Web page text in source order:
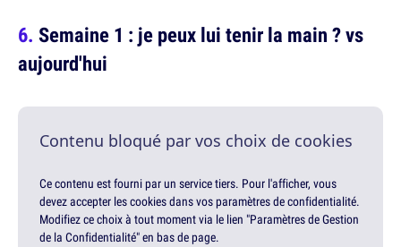
Semaine 1 : je peux lui tenir la main ? vs
aujourd'hui
Contenu bloqué par vos choix de cookies
Ce contenu est fourni par un service tiers. Pour l'afficher, vous
devez accepter les cookies dans vos paramètres de confidentialité.
Modifiez ce choix à tout moment via le lien "Paramètres de Gestion
de la Confidentialité" en bas de page.